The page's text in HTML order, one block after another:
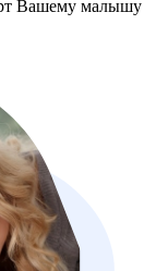
Вашему малышу